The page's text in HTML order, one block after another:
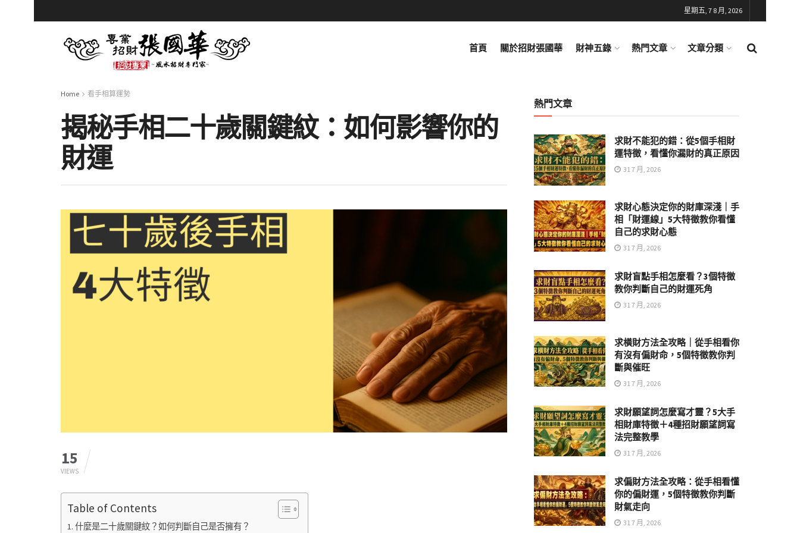
星期五, 7 8 月, 2026
首頁 關於招財張國華 財神五錄 熱門文章 文章分類
Home 看手相算運勢
揭秘手相二十歲關鍵紋：如何影響你的
財運
15
VIEWS
Table of Contents
什麼是二十歲關鍵紋？如何判斷自己是否擁有？
熱門文章
求財不能犯的錯：從5個手相財
運特徵，看懂你漏財的真正原因
31 7 月, 2026
求財心態決定你的財庫深淺｜手
相「財運線」5大特徵教你看懂
自己的求財心態
31 7 月, 2026
求財盲點手相怎麼看？3個特徵
教你判斷自己的財運死角
31 7 月, 2026
求橫財方法全攻略｜從手相看你
有沒有偏財命，5個特徵教你判
斷與催旺
31 7 月, 2026
求財願望詞怎麼寫才靈？5大手
相財庫特徵＋4種招財願望詞寫
法完整教學
31 7 月, 2026
求偏財方法全攻略：從手相看懂
你的偏財運，5個特徵教你判斷
財氣走向
31 7 月, 2026